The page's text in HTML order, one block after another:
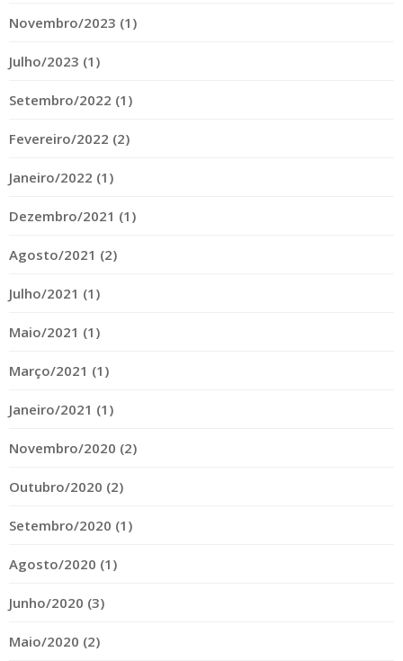
Novembro/2023 (1)
Julho/2023 (1)
Setembro/2022 (1)
Fevereiro/2022 (2)
Janeiro/2022 (1)
Dezembro/2021 (1)
Agosto/2021 (2)
Julho/2021 (1)
Maio/2021 (1)
Março/2021 (1)
Janeiro/2021 (1)
Novembro/2020 (2)
Outubro/2020 (2)
Setembro/2020 (1)
Agosto/2020 (1)
Junho/2020 (3)
Maio/2020 (2)